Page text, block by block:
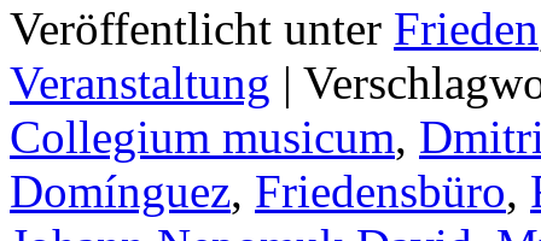
Veröffentlicht unter Frieden
Veranstaltung |
Collegium musicum,
Domínguez, Friedensbüro,